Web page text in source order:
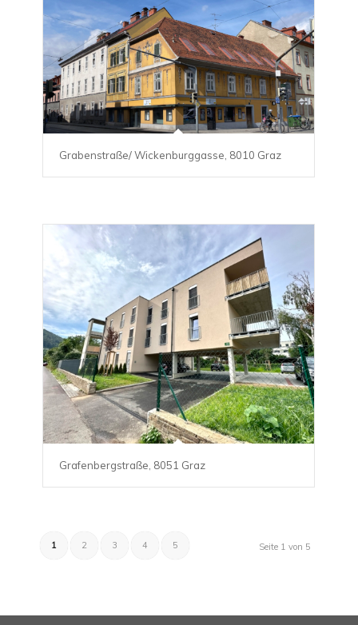
Grabenstraße/ Wickenburggasse, 8010 Graz
Grafenbergstraße, 8051 Graz
Seite 1 von 5
1 2 3 4 5